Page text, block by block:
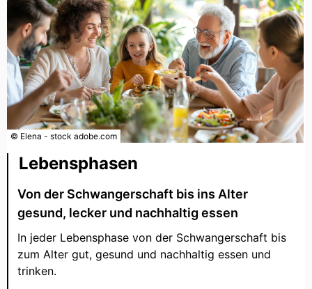
© Elena - stock adobe.com
Lebensphasen
Von der Schwangerschaft bis ins Alter
gesund, lecker und nachhaltig essen
In jeder Lebensphase von der Schwangerschaft bis
zum Alter gut, gesund und nachhaltig essen und
trinken.